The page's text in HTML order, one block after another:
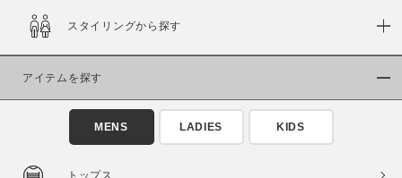
商品タイプ
通常商品
セール価格 WEB限定
スタイリングから探す
アイテムを探す
MENS LADIES KIDS
トップス